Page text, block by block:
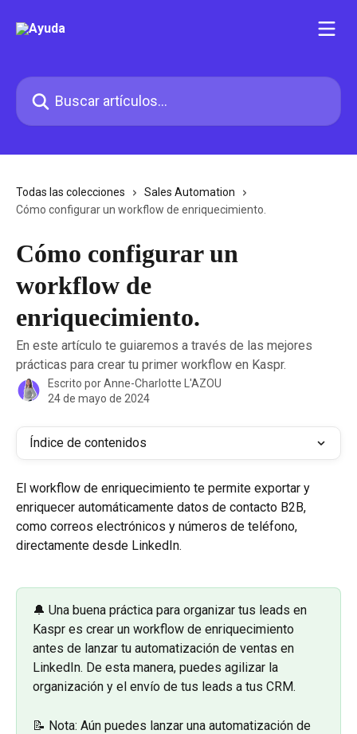
Buscar artículos...
Todas las colecciones
Sales Automation
Cómo configurar un workflow de enriquecimiento.
Cómo configurar un
workflow de
enriquecimiento.
En este artículo te guiaremos a través de las mejores
prácticas para crear tu primer workflow en Kaspr.
Escrito porAnne-Charlotte L'AZOU
24 de mayo de 2024
Índice de contenidos
El workflow de enriquecimiento te permite exportar y
enriquecer automáticamente datos de contacto B2B,
como correos electrónicos y números de teléfono,
directamente desde LinkedIn.
🔔 Una buena práctica para organizar tus leads en
Kaspr es crear un workflow de enriquecimiento
antes de lanzar tu automatización de ventas en
LinkedIn. De esta manera, puedes agilizar la
organización y el envío de tus leads a tus CRM.
📝 Nota: Aún puedes lanzar una automatización de